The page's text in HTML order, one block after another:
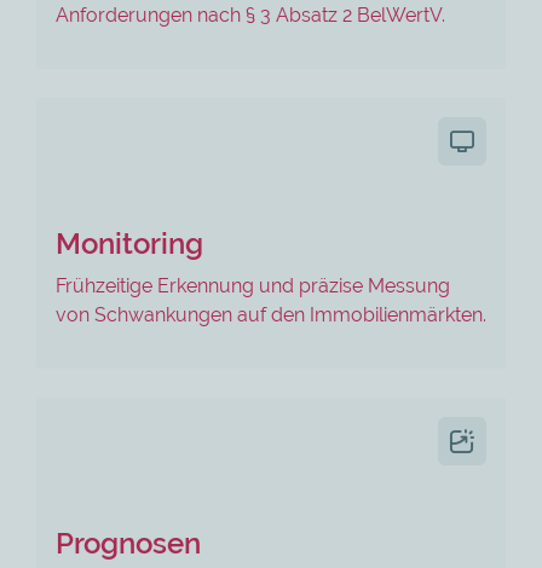
Anforderungen nach § 3 Absatz 2 BelWertV.
Monitoring
Frühzeitige Erkennung und präzise Messung
von Schwankungen auf den Immobilienmärkten.
Prognosen